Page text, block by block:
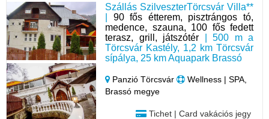
Szállás SzilveszterTörcsvár Villa**
90 fős étterem, pisztrángos tó,
medence, szauna, 100 fős fedett
terasz, grill, játszótér | 500 m a
Törcsvár Kastély, 1,2 km Törcsvár
sípálya, 25 km Aquapark Brassó
Panzió Törcsvár
Wellness | SPA,
Brassó megye
Tichet | Card vakációs jegy